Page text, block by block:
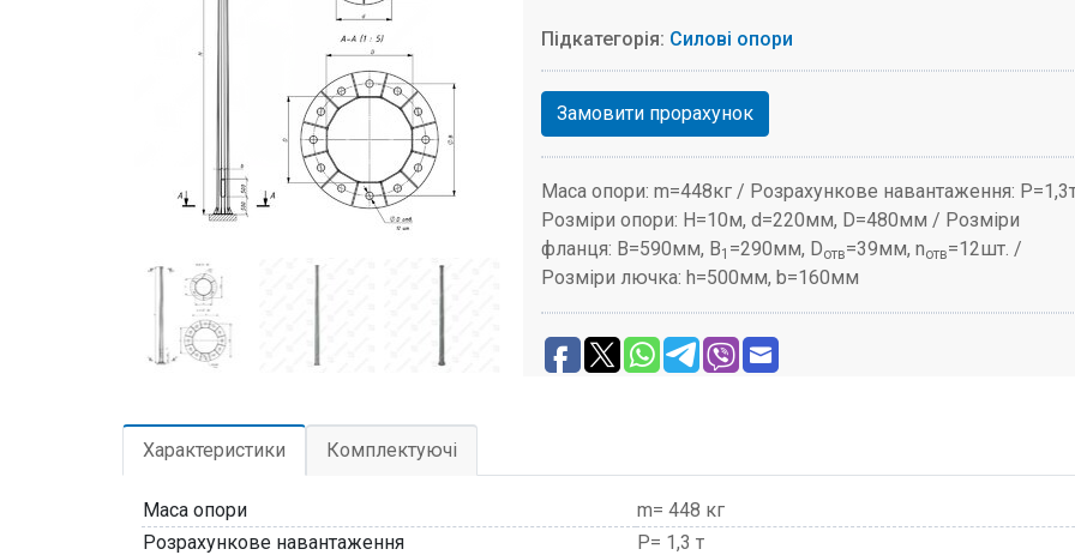
Підкатегорія: Силові опори
Замовити прорахунок
Маса опори: m=448кг / Розрахункове навантаження:
Розміри опори: H=10м, d=220мм, D=480мм / Розміри
фланця: B=590мм, B1 =290мм, Dотв=39мм, nотв=12шт. /
Розміри лючка: h=500мм, b=160мм
Характеристики Комплектуючі
Маса опори
m= 448 кг
Розрахункове навантаження
P= 1,3 т